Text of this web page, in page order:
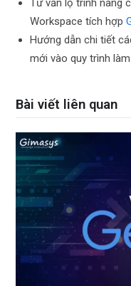
Tư vấn lộ trình nâng
Workspace tích hợp
Hướng dẫn chi tiết
mới vào quy trình
Bài viết liên quan